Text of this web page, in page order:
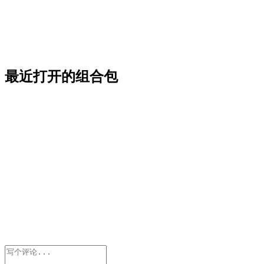
最近打开的组合包